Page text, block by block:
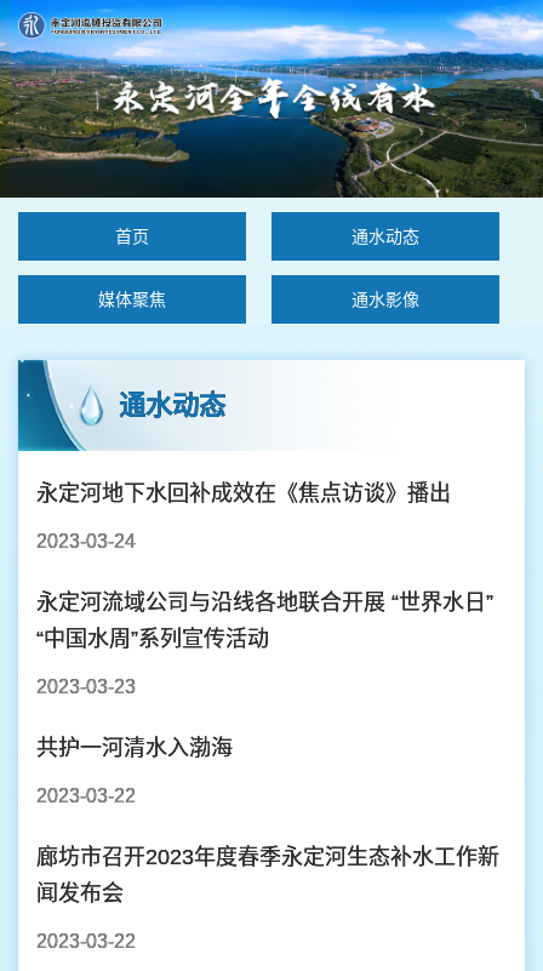
首页 通水动态
媒体聚焦 通水影像
通水动态
永定河地下水回补成效在《焦点访谈》播出
2023-03-24
永定河流域公司与沿线各地联合开展 “世界水日”
“中国水周”系列宣传活动
2023-03-23
共护一河清水入渤海
2023-03-22
廊坊市召开2023年度春季永定河生态补水工作新
闻发布会
2023-03-22